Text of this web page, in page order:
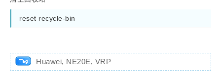
reset recycle-bin
Huawei, NE20E, VRP